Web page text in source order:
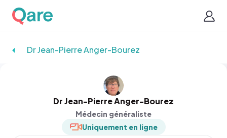
Dr Jean-Pierre Anger-Bourez
Dr Jean-Pierre Anger-Bourez
Médecin généraliste
Uniquement en ligne